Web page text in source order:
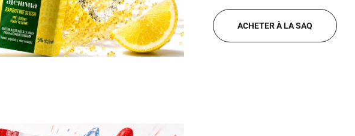
ACHETER À LA SAQ